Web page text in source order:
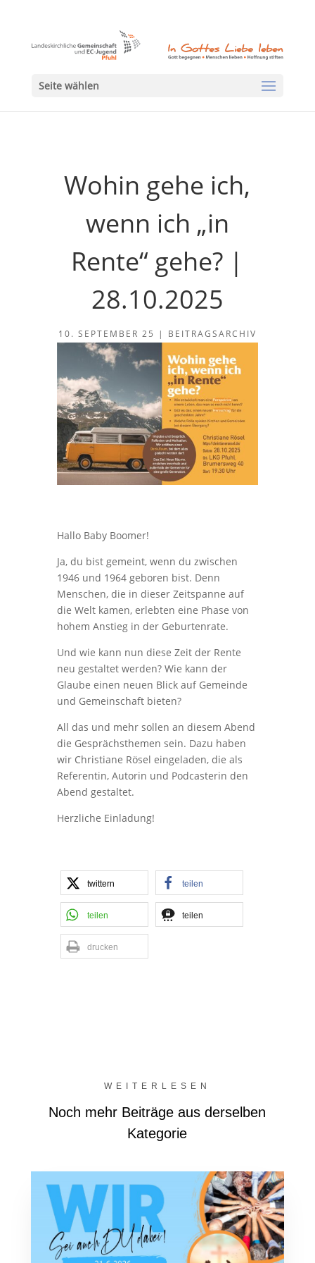
Seite wählen
Wohin gehe ich,
wenn ich „in
Rente“ gehe? |
28.10.2025
10. SEPTEMBER 25 | BEITRAGSARCHIV
Hallo Baby Boomer!
Ja, du bist gemeint, wenn du zwischen
1946 und 1964 geboren bist. Denn
Menschen, die in dieser Zeitspanne auf
die Welt kamen, erlebten eine Phase von
hohem Anstieg in der Geburtenrate.
Und wie kann nun diese Zeit der Rente
neu gestaltet werden? Wie kann der
Glaube einen neuen Blick auf Gemeinde
und Gemeinschaft bieten?
All das und mehr sollen an diesem Abend
die Gesprächsthemen sein. Dazu haben
wir Christiane Rösel eingeladen, die als
Referentin, Autorin und Podcasterin den
Abend gestaltet.
Herzliche Einladung!
twittern teilen
teilen teilen
drucken
WEITERLESEN
Noch mehr Beiträge aus derselben
Kategorie